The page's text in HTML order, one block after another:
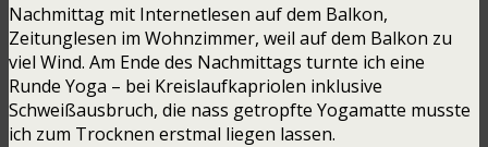
Nachmittag mit Internetlesen auf dem Balkon,
Zeitunglesen im Wohnzimmer, weil auf dem Balkon zu
viel Wind. Am Ende des Nachmittags turnte ich eine
Runde Yoga – bei Kreislaufkapriolen inklusive
Schweißausbruch, die nass getropfte Yogamatte musste
ich zum Trocknen erstmal liegen lassen.